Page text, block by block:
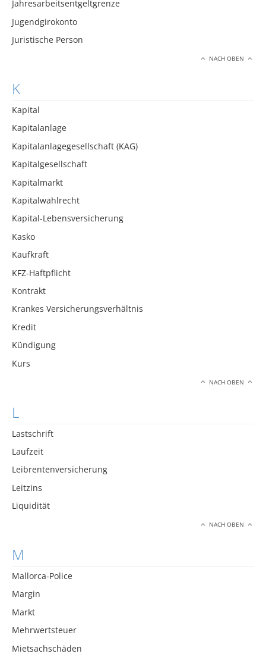
Jahresarbeitsentgeltgrenze
Jugendgirokonto
Juristische Person
NACH OBEN
K
Kapital
Kapitalanlage
Kapitalanlagegesellschaft (KAG)
Kapitalgesellschaft
Kapitalmarkt
Kapitalwahlrecht
Kapital-Lebensversicherung
Kasko
Kaufkraft
KFZ-Haftpflicht
Kontrakt
Krankes Versicherungsverhältnis
Kredit
Kündigung
Kurs
NACH OBEN
L
Lastschrift
Laufzeit
Leibrentenversicherung
Leitzins
Liquidität
NACH OBEN
M
Mallorca-Police
Margin
Markt
Mehrwertsteuer
Mietsachschäden